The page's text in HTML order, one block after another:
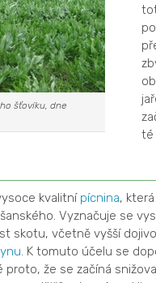
šťovíku, dne
té
kvalitní pícnina,
Vyznačuje se
skotu, včetně vyšší
. K tomuto účelu se
proto, že se začíná